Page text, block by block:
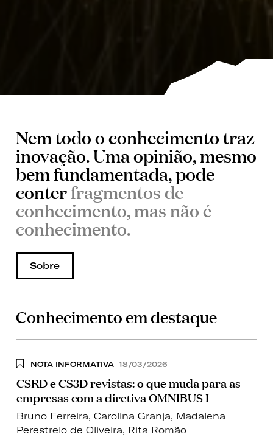
Nem todo o conhecimento traz
inovação. Uma opinião, mesmo
bem fundamentada, pode
conterfragmentos de
conhecimento, mas não é
conhecimento.
Sobre
Conhecimento em destaque
NOTA INFORMATIVA 18/03/2026
CSRD e CS3D revistas: o que muda para as
empresas com a diretiva OMNIBUS I
Bruno Ferreira,Carolina Granja, Madalena
Perestrelo de Oliveira, Rita Romão